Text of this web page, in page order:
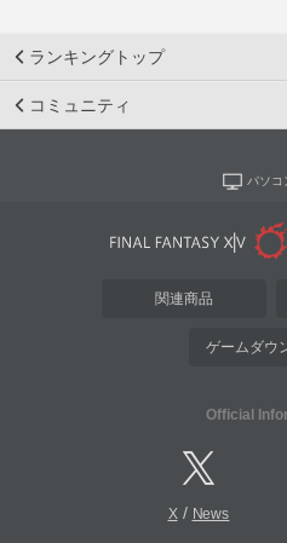
ランキングトップ
コミュニティ
パソコ
関連商品
ゲームダウ
Official
X/ News